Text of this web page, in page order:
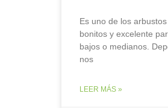
Es uno de los
bonitos y excelente
bajos o medianos.
nos
LEER MÁS »